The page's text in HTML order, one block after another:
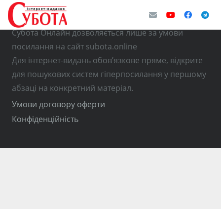
© Використання матеріалів з інтернет-видання
Субота Онлайн дозволяється лише за умови
посилання на сайт subota.online
Для інтернет-видань обов’язкове пряме, відкрите
для пошукових систем гіперпосилання у першому
абзаці на конкретний матеріал.
Умови договору оферти
Конфіденційність